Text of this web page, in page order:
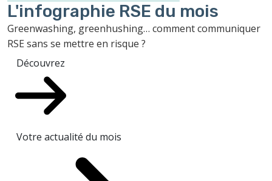
L'infographie RSE du mois
Greenwashing, greenhushing… comment communiquer
RSE sans se mettre en risque ?
Découvrez
Votre actualité du mois